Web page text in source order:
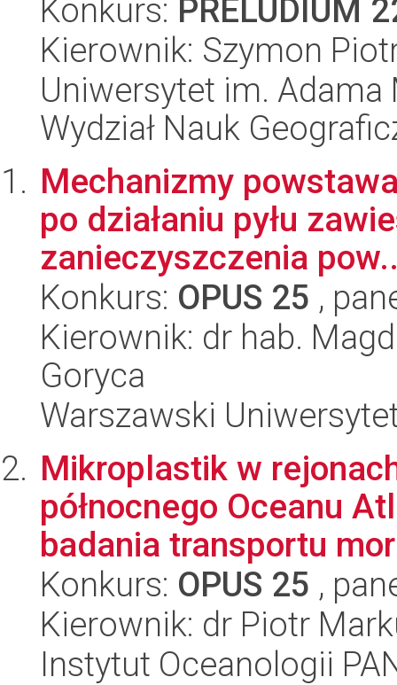
Konkurs: PRELUDIUM
Kierownik: Szymon
Uniwersytet im.
Wydział Nauk
Mechanizmy
po działaniu pyłu
zanieczyszczenia
Konkurs: OPUS 25 ,
Kierownik: dr hab.
Goryca
Warszawski
Mikroplastik w
północnego Oceanu
badania transportu
Konkurs: OPUS 25 ,
Kierownik: dr Piotr
Instytut Oceanologii